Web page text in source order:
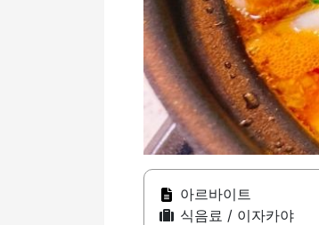
아르바이트
식음료 / 이자카야